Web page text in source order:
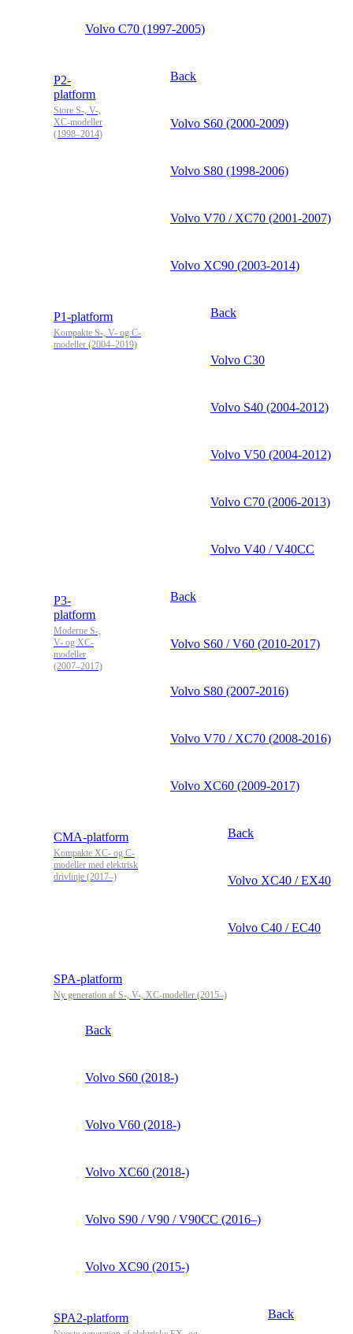
Volvo C70 (1997-2005)
P2-
platform
Store S-, V-,
XC-modeller
(1998–2014)
Back
Volvo S60 (2000-2009)
Volvo S80 (1998-2006)
Volvo V70 / XC70 (2001-2007)
Volvo XC90 (2003-2014)
P1-platform
Kompakte S-, V- og C-
modeller (2004–2019)
Back
Volvo C30
Volvo S40 (2004-2012)
Volvo V50 (2004-2012)
Volvo C70 (2006-2013)
Volvo V40 / V40CC
P3-
platform
Moderne S-,
V- og XC-
modeller
(2007–2017)
Back
Volvo S60 / V60 (2010-2017)
Volvo S80 (2007-2016)
Volvo V70 / XC70 (2008-2016)
Volvo XC60 (2009-2017)
CMA-platform
Kompakte XC- og C-
modeller med elektrisk
drivlinje (2017–)
Back
Volvo XC40 / EX40
Volvo C40 / EC40
SPA-platform
Ny generation af S-, V-, XC-modeller (2015–)
Back
Volvo S60 (2018-)
Volvo V60 (2018-)
Volvo XC60 (2018-)
Volvo S90 / V90 / V90CC (2016–)
Volvo XC90 (2015-)
SPA2-platform Back